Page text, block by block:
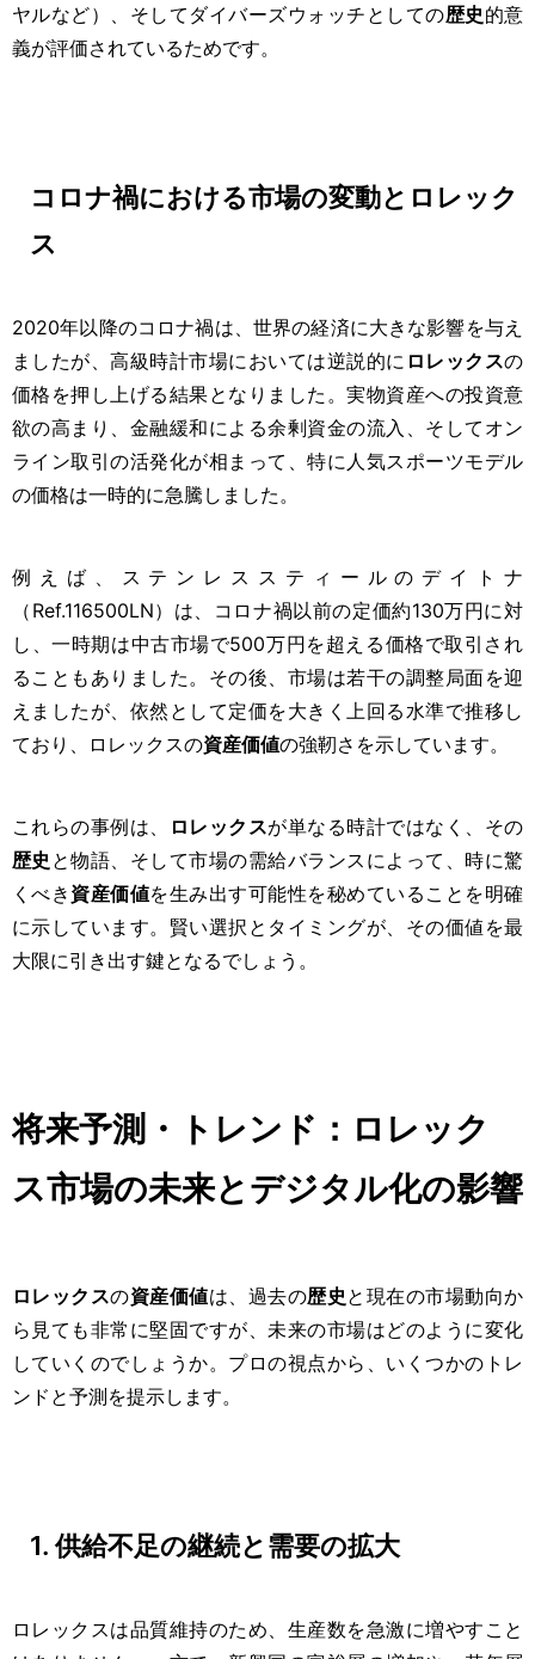
ヤルなど）、そしてダイバーズウォッチとしての歴史 的意
義が評価されているためです。
コロナ禍における市場の変動とロレック
ス
2020年以降のコロナ禍は、世界の経済に大きな影響を与え
ましたが、高級時計市場においては逆説的に ロレックスの
価格を押し上げる結果となりました。実物資産への投資意
欲の高まり、金融緩和による余剰資金の流入、そしてオン
ライン取引の活発化が相まって、特に人気スポーツモデル
の価格は一時的に急騰しました。
例えば、ステンレススティールのデイトナ
（Ref.116500LN）は、コロナ禍以前の定価約130万円に対
し、一時期は中古市場で500万円を超える価格で取引され
ることもありました。その後、市場は若干の調整局面を迎
えましたが、依然として定価を大きく上回る水準で推移し
ており、ロレックスの資産価値の強靭さを示しています。
これらの事例は、 ロレックスが単なる時計ではなく、その
歴史 と物語、そして市場の需給バランスによって、時に驚
くべき 資産価値を生み出す可能性を秘めていることを明確
に示しています。賢い選択とタイミングが、その価値を最
大限に引き出す鍵となるでしょう。
将来予測・トレンド：ロレック
ス市場の未来とデジタル化の影響
ロレックスの資産価値は、過去の歴史 と現在の市場動向か
ら見ても非常に堅固ですが、未来の市場はどのように変化
していくのでしょうか。プロの視点から、いくつかのトレ
ンドと予測を提示します。
1. 供給不足の継続と需要の拡大
ロレックスは品質維持のため、生産数を急激に増やすこと